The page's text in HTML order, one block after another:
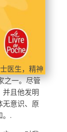
医生，精神
之一。尽管
并且他发明
无意识、原
。.